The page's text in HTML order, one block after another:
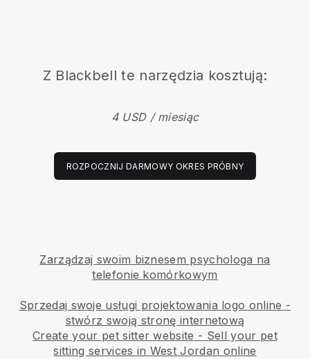
Z Blackbell te narzędzia kosztują:
4 USD / miesiąc
ROZPOCZNIJ DARMOWY OKRES PRÓBNY
Zarządzaj swoim biznesem psychologa na
telefonie komórkowym
Sprzedaj swoje usługi projektowania logo online -
stwórz swoją stronę internetową
Create your pet sitter website - Sell your pet
sitting services in West Jordan online